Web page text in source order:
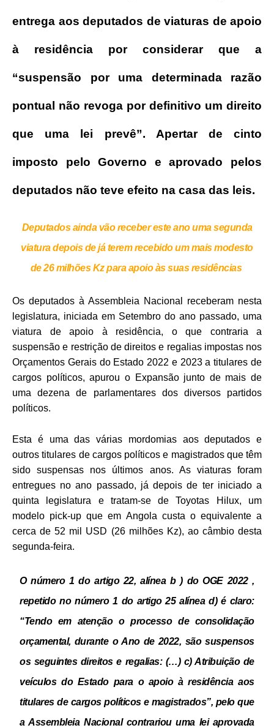
entrega aos deputados de viaturas de apoio
à residência por considerar que a
“suspensão por uma determinada razão
pontual não revoga por definitivo um direito
que uma lei prevê”. Apertar de cinto
imposto pelo Governo e aprovado pelos
deputados não teve efeito na casa das leis.
Deputados ainda vão receber este ano uma segunda
viatura depois de já terem recebido um mais modesto
de 26 milhões Kz para apoio às suas residências
Os deputados à Assembleia Nacional receberam nesta
legislatura, iniciada em Setembro do ano passado, uma
viatura de apoio à residência, o que contraria a
suspensão e restrição de direitos e regalias impostas nos
Orçamentos Gerais do Estado 2022 e 2023 a titulares de
cargos políticos, apurou o Expansão junto de mais de
uma dezena de parlamentares dos diversos partidos
políticos.
Esta é uma das várias mordomias aos deputados e
outros titulares de cargos políticos e magistrados que têm
sido suspensas nos últimos anos. As viaturas foram
entregues no ano passado, já depois de ter iniciado a
quinta legislatura e tratam-se de Toyotas Hilux, um
modelo pick-up que em Angola custa o equivalente a
cerca de 52 mil USD (26 milhões Kz), ao câmbio desta
segunda-feira.
O número 1 do artigo 22, alínea b ) do OGE 2022 ,
repetido no número 1 do artigo 25 alínea d) é claro:
“Tendo em atenção o processo de consolidação
orçamental, durante o Ano de 2022, são suspensos
os seguintes direitos e regalias: (…) c)Atribuição de
veículos do Estado para o apoio à residência aos
titulares de cargos políticos e magistrados”, pelo que
a Assembleia Nacional contrariou uma lei aprovada